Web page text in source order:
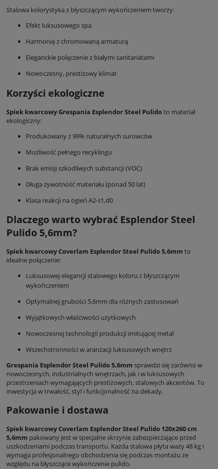
Stalowa kolorystyka z błyszczącym wykończeniem tworzy:
Efekt luksusowego spa
Harmonię z chromowaną armaturą
Eleganckie połączenie z białymi sanitariatami
Nowoczesny, prestiżowy klimat
Korzyści ekologiczne
Spiek kwarcowy Grespania Esplendor Steel Pulidoto materiał
ekologiczny:
Produkowany z 99% naturalnych surowców
Możliwość pełnego recyklingu
Brak emisji szkodliwych substancji (VOC)
Długa żywotność materiału (ponad 50 lat)
Klasa reakcji na ogień A2-s1,d0
Dlaczego warto wybrać Esplendor Steel
Pulido 5,6mm?
Spiek kwarcowy Coverlam Esplendor Steel Pulido 5,6mm to
idealne połączenie:
Luksusowej elegancji stalowego koloru z błyszczącym
wykończeniem
Optymalnej grubości 5,6mm dla różnych zastosowań
Wyjątkowych właściwości użytkowych
Nowoczesnej technologii produkcji imitującej metal
Wszechstronności w aranżacji luksusowych wnętrz
Grespania Esplendor Steel Pulido 5,6mm sprawdzi się zarówno w
nowoczesnych, industrialnych wnętrzach, jak i w luksusowych
przestrzeniach wymagających prestiżowych, stalowych akcentów. To
inwestycja w trwałość, styl i funkcjonalność na dekady.
Pakowanie i dostawa
Spiek kwarcowy Coverlam Esplendor Steel Pulido 120x260 cm
5,6mm pakowany jest w specjalne skrzynie zabezpieczające przed
uszkodzeniami podczas transportu. Każda stalowa płyta waży 48 kg i
wymaga profesjonalnego obchodzenia się podczas montażu ze
względu na błyszczące wykończenie pulido.